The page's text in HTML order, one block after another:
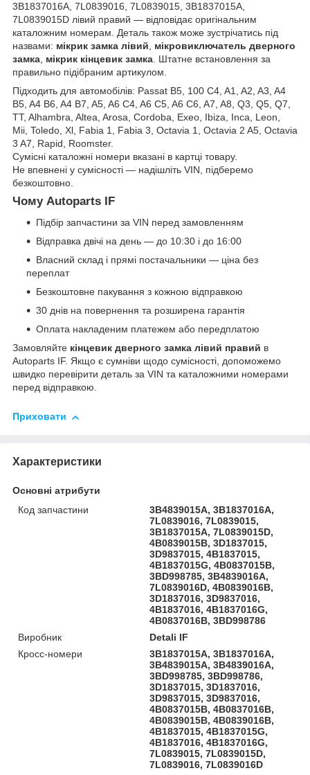
3B1837016A, 7L0839016, 7L0839015, 3B1837015A,
7L0839015D лівий правий — відповідає оригінальним
каталожним номерам. Деталь також може зустрічатись під
назвами: мікрик замка лівий, мікровиключатель дверного
замка, мікрик кінцевик замка. Штатне встановлення за
правильно підібраним артикулом.
Підходить для автомобілів: Passat B5, 100 C4, A1, A2, A3, A4
B5, A4 B6, A4 B7, A5, A6 C4, A6 C5, A6 C6, A7, A8, Q3, Q5, Q7,
TT, Alhambra, Altea, Arosa, Cordoba, Exeo, Ibiza, Inca, Leon,
Mii, Toledo, Xl, Fabia 1, Fabia 3, Octavia 1, Octavia 2 A5, Octavia
3 A7, Rapid, Roomster.
Сумісні каталожні номери вказані в картці товару.
Не впевнені у сумісності — надішліть VIN, підберемо
безкоштовно.
Чому Autoparts IF
Підбір запчастини за VIN перед замовленням
Відправка двічі на день — до 10:30 і до 16:00
Власний склад і прямі постачальники — ціна без
переплат
Безкоштовне пакування з кожною відправкою
30 днів на повернення та розширена гарантія
Оплата накладеним платежем або передплатою
Замовляйте кінцевик дверного замка лівий правий в
Autoparts IF. Якщо є сумніви щодо сумісності, допоможемо
швидко перевірити деталь за VIN та каталожними номерами
перед відправкою.
Приховати
Характеристики
Основні атрибути
Код запчастини
3B4839015A, 3B1837016A,
7L0839016, 7L0839015,
3B1837015A, 7L0839015D,
4B0839015B, 3D1837015,
3D9837015, 4B1837015,
4B1837015G, 4B0837015B,
3BD998785, 3B4839016A,
7L0839016D, 4B0839016B,
3D1837016, 3D9837016,
4B1837016, 4B1837016G,
4B0837016B, 3BD998786
Виробник
Detali IF
Кросс-номери
3B1837015A, 3B1837016A,
3B4839015A, 3B4839016A,
3BD998785, 3BD998786,
3D1837015, 3D1837016,
3D9837015, 3D9837016,
4B0837015B, 4B0837016B,
4B0839015B, 4B0839016B,
4B1837015, 4B1837015G,
4B1837016, 4B1837016G,
7L0839015, 7L0839015D,
7L0839016, 7L0839016D